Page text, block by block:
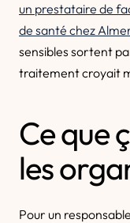
un prestataire de
de santé chez
sensibles sortent
traitement croyait
Ce que
les
Pour un